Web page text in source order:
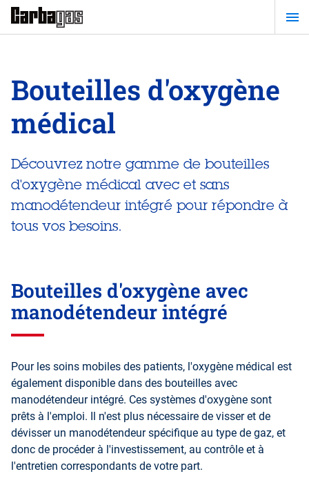
Passer
Bouteilles d'oxygène
médical
Découvrez notre gamme de bouteilles
d'oxygène médical avec et sans
manodétendeur intégré pour répondre à
tous vos besoins.
Bouteilles d'oxygène avec
manodétendeur intégré
Pour les soins mobiles des patients, l'oxygène médical est
également disponible dans des bouteilles avec
manodétendeur intégré. Ces systèmes d'oxygène sont
prêts à l'emploi. Il n'est plus nécessaire de visser et de
dévisser un manodétendeur spécifique au type de gaz, et
donc de procéder à l'investissement, au contrôle et à
l'entretien correspondants de votre part.